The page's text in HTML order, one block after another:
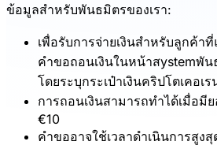
ข้อมูลสำหรับพันธมิตรของเรา:
เพื่อรับการจ่ายเงินสำหรับลูกค้า
คำขอถอนเงินในหน้าสystemพั
โดยระบุกระเป๋าเงินคริปโตเคอเร
การถอนเงินสามารถทำได้เมื่อมี
€10
คำขออาจใช้เวลาดำเนินการสูง